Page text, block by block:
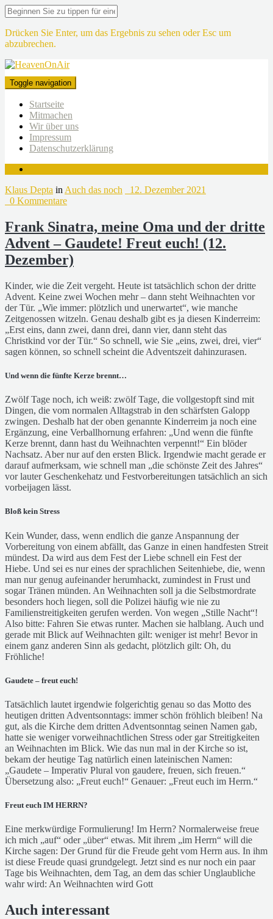
Drücken Sie Enter, um das Ergebnis zu sehen oder Esc um
abzubrechen.
Toggle navigation
Startseite
Mitmachen
Wir über uns
Impressum
Datenschutzerklärung
Klaus Depta in Auch das noch
12. Dezember 2021
0 Kommentare
Frank Sinatra, meine Oma und der dritte
Advent – Gaudete! Freut euch! (12.
Dezember)
Kinder, wie die Zeit vergeht. Heute ist tatsächlich schon der dritte
Advent. Keine zwei Wochen mehr – dann steht Weihnachten vor
der Tür. „Wie immer: plötzlich und unerwartet“, wie manche
Zeitgenossen witzeln. Genau deshalb gibt es ja diesen Kinderreim:
„Erst eins, dann zwei, dann drei, dann vier, dann steht das
Christkind vor der Tür.“ So schnell, wie Sie „eins, zwei, drei, vier“
sagen können, so schnell scheint die Adventszeit dahinzurasen.
Und wenn die fünfte Kerze brennt…
Zwölf Tage noch, ich weiß: zwölf Tage, die vollgestopft sind mit
Dingen, die vom normalen Alltagstrab in den schärfsten Galopp
zwingen. Deshalb hat der oben genannte Kinderreim ja noch eine
Ergänzung, eine Verballhornung erfahren: „Und wenn die fünfte
Kerze brennt, dann hast du Weihnachten verpennt!“ Ein blöder
Nachsatz. Aber nur auf den ersten Blick. Irgendwie macht gerade er
darauf aufmerksam, wie schnell man „die schönste Zeit des Jahres“
vor lauter Geschenkehatz und Festvorbereitungen tatsächlich an sich
vorbeijagen lässt.
Bloß kein Stress
Kein Wunder, dass, wenn endlich die ganze Anspannung der
Vorbereitung von einem abfällt, das Ganze in einen handfesten Streit
mündest. Da wird aus dem Fest der Liebe schnell ein Fest der
Hiebe. Und sei es nur eines der sprachlichen Seitenhiebe, die, wenn
man nur genug aufeinander herumhackt, zumindest in Frust und
sogar Tränen münden. An Weihnachten soll ja die Selbstmordrate
besonders hoch liegen, soll die Polizei häufig wie nie zu
Familienstreitigkeiten gerufen werden. Von wegen „Stille Nacht“!
Also bitte: Fahren Sie etwas runter. Machen sie halblang. Auch und
gerade mit Blick auf Weihnachten gilt: weniger ist mehr! Bevor in
einem ganz anderen Sinn als gedacht, plötzlich gilt: Oh, du
Fröhliche!
Gaudete – freut euch!
Tatsächlich lautet irgendwie folgerichtig genau so das Motto des
heutigen dritten Adventsonntags: immer schön fröhlich bleiben! Na
gut, als die Kirche dem dritten Adventsonntag seinen Namen gab,
hatte sie weniger vorweihnachtlichen Stress oder gar Streitigkeiten
an Weihnachten im Blick. Wie das nun mal in der Kirche so ist,
bekam der heutige Tag natürlich einen lateinischen Namen:
„Gaudete – Imperativ Plural von gaudere, freuen, sich freuen.“
Übersetzung also: „Freut euch!“ Genauer: „Freut euch im Herrn.“
Freut euch IM HERRN?
Eine merkwürdige Formulierung! Im Herrn? Normalerweise freue
ich mich „auf“ oder „über“ etwas. Mit ihrem „im Herrn“ will die
Kirche sagen: Der Grund für die Freude geht vom Herrn aus. In ihm
ist diese Freude quasi grundgelegt. Jetzt sind es nur noch ein paar
Tage bis Weihnachten, dem Tag, an dem das schier Unglaubliche
wahr wird: An Weihnachten wird Gott
Auch interessant